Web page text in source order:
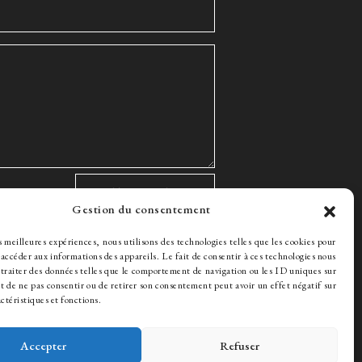
Gestion du consentement
expériences, nous utilisons des technologies telles que les cookies pour
aux informations des appareils. Le fait de consentir à ces technologies nous
des données telles que le comportement de navigation ou les ID uniques sur
de ne pas consentir ou de retirer son consentement peut avoir un effet négatif sur
et fonctions.
Accepter Refuser